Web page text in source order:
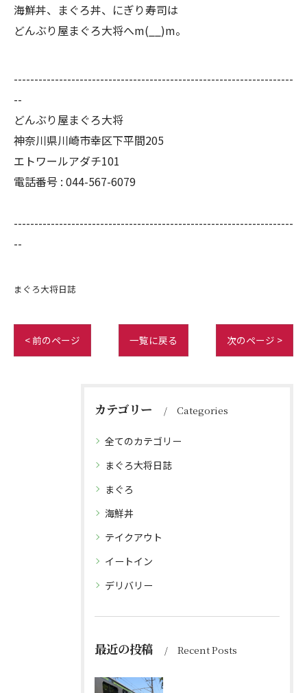
海鮮丼、まぐろ丼、にぎり寿司は
どんぶり屋まぐろ大将へm(__)m。
--------------------------------------------------------------------
--
どんぶり屋まぐろ大将
神奈川県川崎市幸区下平間205
エトワールアダチ101
電話番号 : 044-567-6079
--------------------------------------------------------------------
--
まぐろ大将日誌
< 前のページ 一覧に戻る 次のページ >
カテゴリー Categories
全てのカテゴリー
まぐろ大将日誌
まぐろ
海鮮丼
テイクアウト
イートイン
デリバリー
最近の投稿 Recent Posts